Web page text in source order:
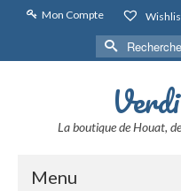
Mon Compte
Rechercher :
La boutique de Houat,
Menu